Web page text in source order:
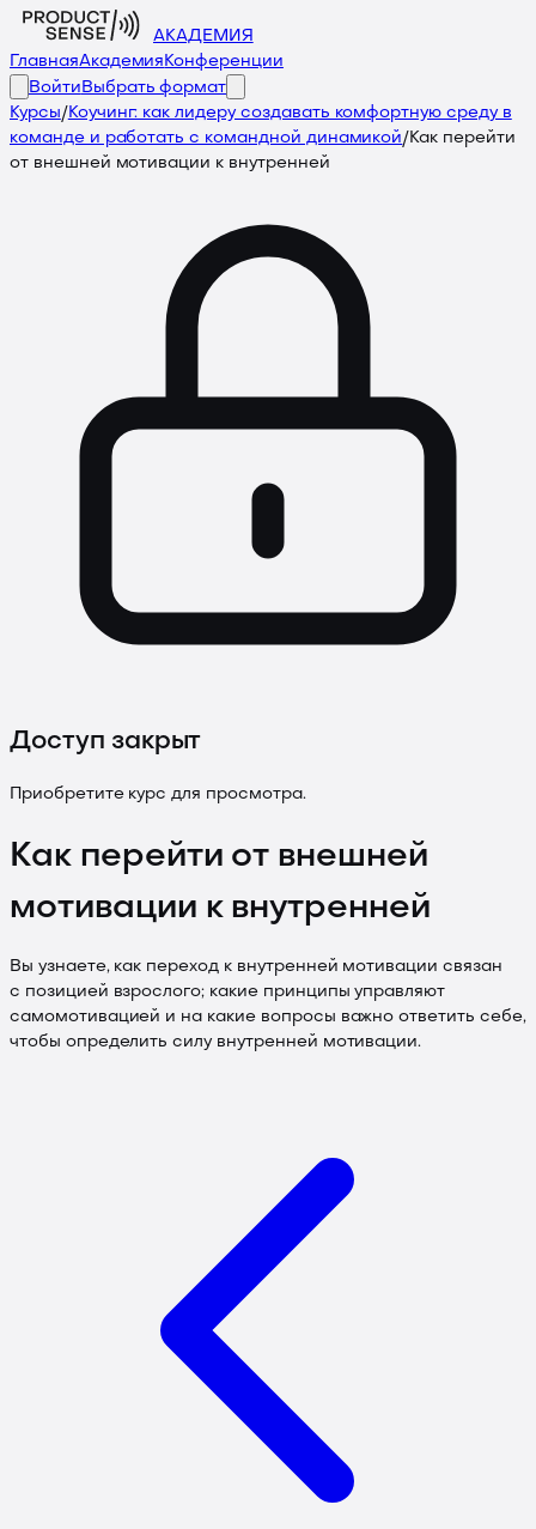
АКАДЕМИЯ
ГлавнаяАкадемия Конференции
Войти Выбрать формат
Курсы/ Коучинг: как лидеру создавать комфортную среду в
команде и работать с командной динамикой/ Как перейти
от внешней мотивации к внутренней
Доступ закрыт
Приобретите курс для просмотра.
Как перейти от внешней
мотивации к внутренней
Вы узнаете, как переход к внутренней мотивации связан
с позицией взрослого; какие принципы управляют
самомотивацией и на какие вопросы важно ответить себе,
чтобы определить силу внутренней мотивации.